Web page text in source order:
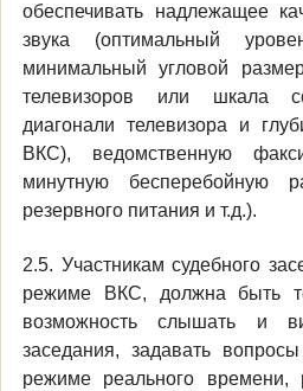
обеспечивать надлежащее
звука (оптимальный
минимальный угловой
телевизоров или шкала
диагонали телевизора и
ВКС), ведомственную
минутную бесперебойную
резервного питания и т.д.).
2.5. Участникам судебного
режиме ВКС, должна быть
возможность слышать и
заседания, задавать
режиме реального времени,